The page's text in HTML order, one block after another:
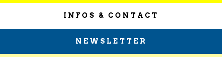
INFOS & CONTACT
NEWSLETTER